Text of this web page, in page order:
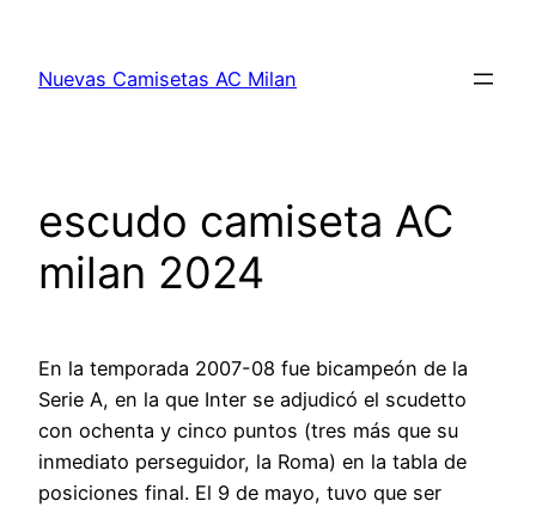
contenido
Nuevas Camisetas AC Milan
escudo camiseta AC
milan 2024
En la temporada 2007-08 fue bicampeón de la
Serie A, en la que Inter se adjudicó el scudetto
con ochenta y cinco puntos (tres más que su
inmediato perseguidor, la Roma) en la tabla de
posiciones final. El 9 de mayo, tuvo que ser